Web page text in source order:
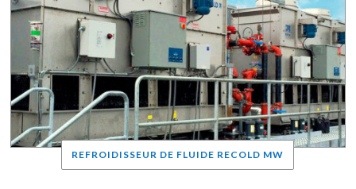
REFROIDISSEUR DE FLUIDE RECOLD MW